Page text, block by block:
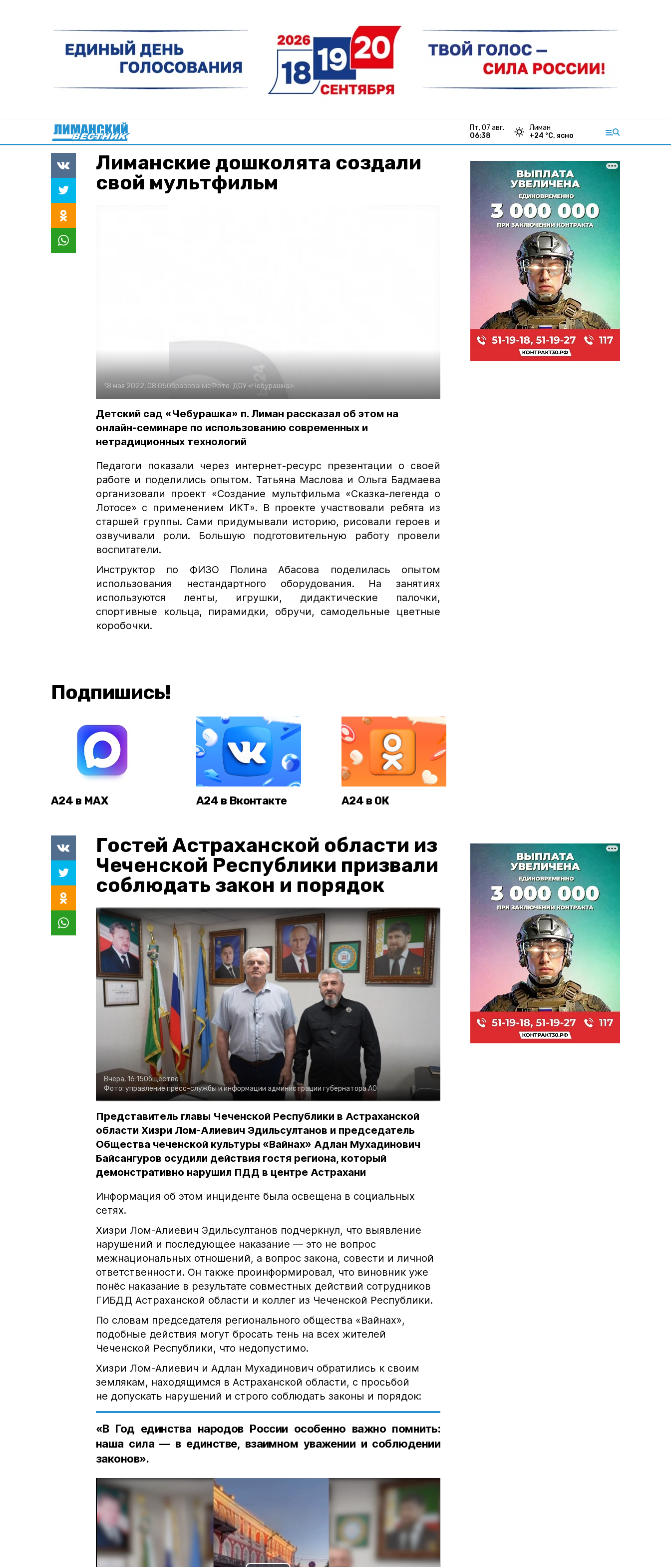
пт, 07 авг.
06:38
Лиман
+24 °С, ясно
Лиманские дошколята создали
свой мультфильм
18 мая 2022, 08:05ОбразованиеФото: ДОУ «Чебурашка»
Детский сад «Чебурашка» п. Лиман рассказал об этом на
онлайн-семинаре по использованию современных и
нетрадиционных технологий
Педагоги показали через интернет-ресурс презентации о своей
работе и поделились опытом. Татьяна Маслова и Ольга Бадмаева
организовали проект «Создание мультфильма «Сказка-легенда о
Лотосе» с применением ИКТ». В проекте участвовали ребята из
старшей группы. Сами придумывали историю, рисовали героев и
озвучивали роли. Большую подготовительную работу провели
воспитатели.
Инструктор по ФИЗО Полина Абасова поделилась опытом
использования нестандартного оборудования. На занятиях
используются ленты, игрушки, дидактические палочки,
спортивные кольца, пирамидки, обручи, самодельные цветные
коробочки.
Подпишись!
А24 в MAX А24 в Вконтакте А24 в ОК
Гостей Астраханской области из
Чеченской Республики призвали
соблюдать закон и порядок
Вчера, 16:15Общество
Фото: управление пресс-службы и информации администрации губернатора АО
Представитель главы Чеченской Республики в Астраханской
области Хизри Лом-Алиевич Эдильсултанов и председатель
Общества чеченской культуры «Вайнах» Адлан Мухадинович
Байсангуров осудили действия гостя региона, который
демонстративно нарушил ПДД в центре Астрахани
Информация об этом инциденте была освещена в социальных
сетях.
Хизри Лом-Алиевич Эдильсултанов подчеркнул, что выявление
нарушений и последующее наказание — это не вопрос
межнациональных отношений, а вопрос закона, совести и личной
ответственности. Он также проинформировал, что виновник уже
понёс наказание в результате совместных действий сотрудников
ГИБДД Астраханской области и коллег из Чеченской Республики.
По словам председателя регионального общества «Вайнах»,
подобные действия могут бросать тень на всех жителей
Чеченской Республики, что недопустимо.
Хизри Лом-Алиевич и Адлан Мухадинович обратились к своим
землякам, находящимся в Астраханской области, с просьбой
не допускать нарушений и строго соблюдать законы и порядок:
«В Год единства народов России особенно важно помнить:
наша сила — в единстве, взаимном уважении и соблюдении
законов».